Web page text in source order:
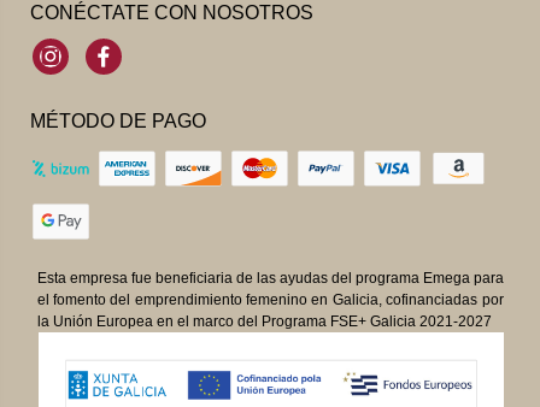
CONÉCTATE CON NOSOTROS
InstagramFacebook
MÉTODO DE PAGO
Esta empresa fue beneficiaria de las ayudas del programa Emega para
el fomento del emprendimiento femenino en Galicia, cofinanciadas por
la Unión Europea en el marco del Programa FSE+ Galicia 2021-2027